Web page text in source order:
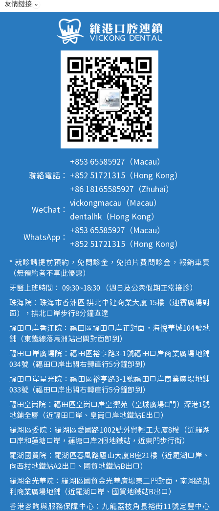
友情鏈接
聯絡電話：
+853 65585927（Macau）
+852 51721315（Hong Kong）
+86 18165585927（Zhuhai）
WeChat：
vickongmacau（Macau）
dentalhk（Hong Kong）
WhatsApp：
+853 65585927（Macau）
+852 51721315（Hong Kong）
* 就診請提前預約，免問診金，免拍片費問診金，報銷車費
（無預約者不享此優惠）
牙醫上班時間： 09:30~18:30 （週日及公眾假期正常接診）
珠海院：珠海市香洲區 拱北中建商業大廈 15樓（迎賓廣場對
面），拱北口岸步行8分鐘直達
福田口岸香江院：福田區福田口岸正對面，海悅華城104號地
鋪（東鐵線落馬洲站出關對面即到）
福田口岸廣場院：福田區裕亨路3-1號福田口岸商業廣場地鋪
034號（福田口岸出關右轉直行5分鐘即到）
福田口岸星光院：福田區裕亨路3-1號福田口岸商業廣場地鋪
033號（福田口岸出關右轉直行5分鐘即到）
福田皇崗院：福田區皇崗口岸皇禦苑（皇城廣場C門）深港1號
地鋪全層（近福田口岸、皇崗口岸地鐵站E出口）
羅湖區委院：羅湖區愛國路1002號外貿輕工大廈8樓（近羅湖
口岸和蓮塘口岸，蓮塘口岸2個地鐵站，近東門步行街）
羅湖國貿院：羅湖區春風路廬山大廈B座21樓（近羅湖口岸、
向西村地鐵站A2出口、國貿地鐵站B出口）
羅湖金光華院：羅湖區國貿金光華廣場東二門對面，南湖路凱
利商業廣場地鋪（近羅湖口岸、國貿地鐵站B出口）
香港咨詢與服務保障中心：九龍荔枝角長裕街11號定豐中心